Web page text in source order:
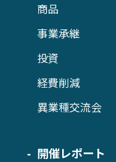
商品
事業承継
投資
経費削減
異業種交流会
開催レポート